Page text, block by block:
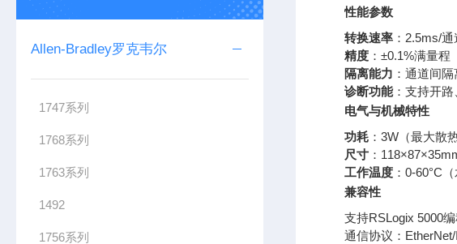
Allen-Bradley罗克韦尔
1747系列
1768系列
1763系列
1492
1756系列
性能参数
转换速率 ：2.5ms/
精度 ：±0.1%满量程
隔离能力 ：通道间
诊断功能：支持开
电气与机械特性
功耗 ：3W（最大散
尺寸 ：
工作温度 ：0-60°C
兼容性
支持RSLogix 5000
通信协议：